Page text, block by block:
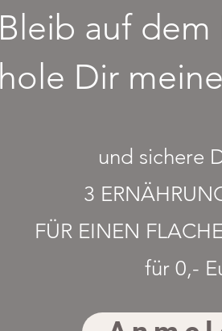
Bleib auf
hole Dir
und sichere
3
FÜR EINEN
für 0,-